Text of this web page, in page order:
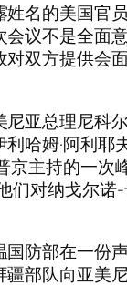
姓名的美国官
会议不是全面
对双方提供会
亚总理尼科
哈姆·阿利耶
京主持的一次
们对纳戈尔诺
国防部在一份
疆部队向亚美